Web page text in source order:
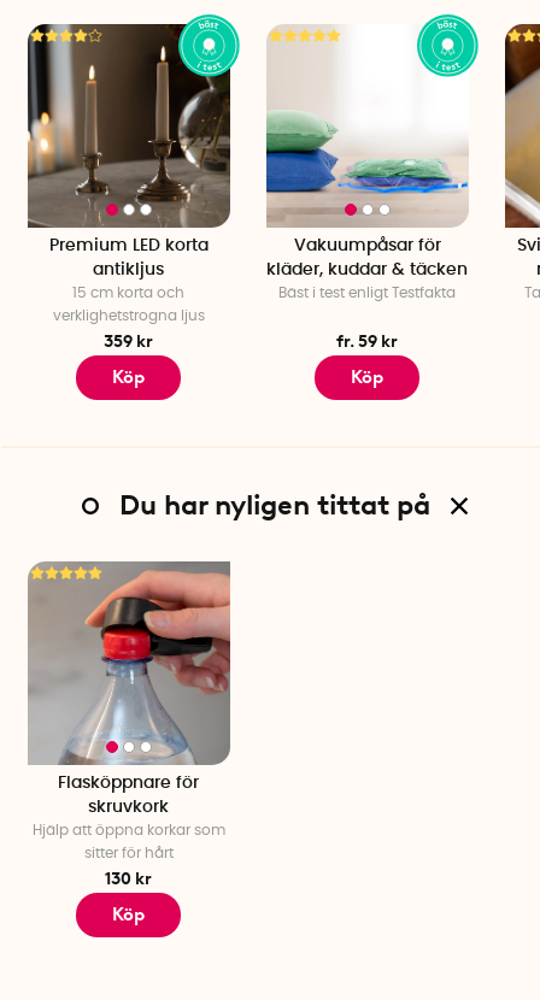
Premium LED korta
antikljus
15 cm korta och
verklighetstrogna ljus
359 kr
Köp
Vakuumpåsar för
kläder, kuddar & täcken
Bäst i test enligt Testfakta
fr. 59 kr
Köp
Du har nyligen tittat på
Flasköppnare för
skruvkork
Hjälp att öppna korkar som
sitter för hårt
130 kr
Köp